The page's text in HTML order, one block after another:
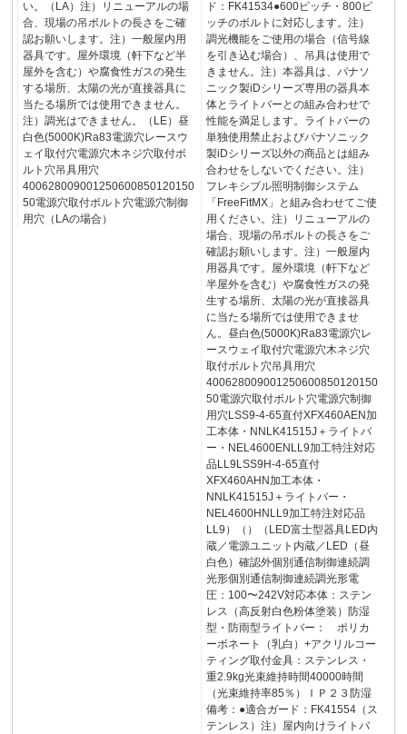
い。（LA）注）リニューアルの場
合、現場の吊ボルトの長さをご確
認お願いします。注）一般屋内用
器具です。屋外環境（軒下など半
屋外を含む）や腐食性ガスの発生
する場所、太陽の光が直接器具に
当たる場所では使用できません。
注）調光はできません。（LE）昼
白色(5000K)Ra83電源穴レースウ
ェイ取付穴電源穴木ネジ穴取付ボ
ルト穴吊具用穴
400628009001250600850120150
50電源穴取付ボルト穴電源穴制御
用穴（LAの場合）
ド：FK41534●600ピッチ・800ピ
ッチのボルトに対応します。注）
調光機能をご使用の場合（信号線
を引き込む場合）、吊具は使用で
きません。注）本器具は、パナソ
ニック製iDシリーズ専用の器具本
体とライトバーとの組み合わせで
性能を満足します。ライトバーの
単独使用禁止およびパナソニック
製iDシリーズ以外の商品とは組み
合わせをしないでください。注）
フレキシブル照明制御システム
「FreeFitMX」と組み合わせてご使
用ください。注）リニューアルの
場合、現場の吊ボルトの長さをご
確認お願いします。注）一般屋内
用器具です。屋外環境（軒下など
半屋外を含む）や腐食性ガスの発
生する場所、太陽の光が直接器具
に当たる場所では使用できませ
ん。昼白色(5000K)Ra83電源穴レ
ースウェイ取付穴電源穴木ネジ穴
取付ボルト穴吊具用穴
400628009001250600850120150
50電源穴取付ボルト穴電源穴制御
用穴LSS9-4-65直付XFX460AEN加
工本体・NNLK41515J＋ライトバ
ー・NEL4600ENLL9加工特注対応
品LL9LSS9H-4-65直付
XFX460AHN加工本体・
NNLK41515J＋ライトバー・
NEL4600HNLL9加工特注対応品
LL9）（）（LED富士型器具LED内
蔵／電源ユニット内蔵／LED（昼
白色）確認外個別通信制御連続調
光形個別通信制御連続調光形電
圧：100〜242V対応本体：ステン
レス（高反射白色粉体塗装）防湿
型・防雨型ライトバー： ポリカ
ーボネート（乳白）+アクリルコー
ティング取付金具：ステンレス・
重2.9kg光束維持時間40000時間
（光束維持率85％）ＩＰ２３防湿
備考：●適合ガード：FK41554（ス
テンレス）注）屋内向けライトバ